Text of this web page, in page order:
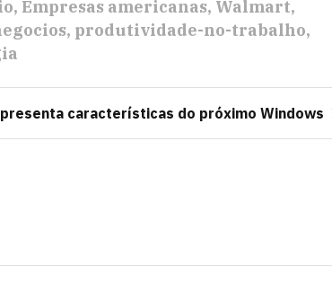
Empresas americanas Walmart
produtividade-no-trabalho
características do próximo Windows